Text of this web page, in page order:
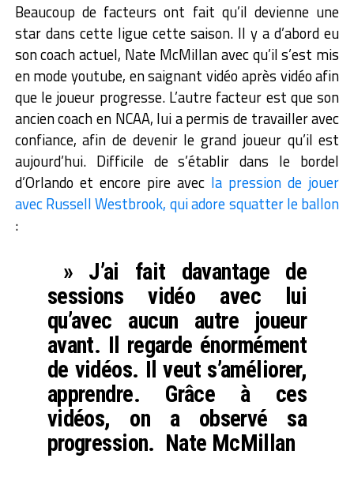
Beaucoup de facteurs ont fait qu’il devienne une
star dans cette ligue cette saison. Il y a d’abord eu
son coach actuel, Nate McMillan avec qu’il s’est mis
en mode youtube, en saignant vidéo après vidéo afin
que le joueur progresse. L’autre facteur est que son
ancien coach en NCAA, lui a permis de travailler avec
confiance, afin de devenir le grand joueur qu’il est
aujourd’hui. Difficile de s’établir dans le bordel
d’Orlando et encore pire avecla pression de jouer
avec Russell Westbrook, qui adore squatter le ballon
:
» J’ai fait davantage de
sessions vidéo avec lui
qu’avec aucun autre joueur
avant. Il regarde énormément
de vidéos. Il veut s’améliorer,
apprendre. Grâce à ces
vidéos, on a observé sa
progression. Nate McMillan